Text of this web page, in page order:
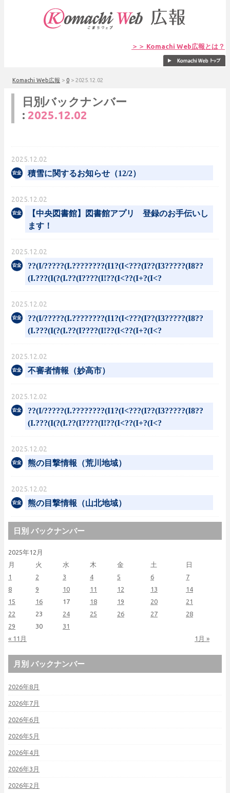
＞＞ Komachi Web広報とは？
Komachi Web広報 > 0 > 2025.12.02
日別バックナンバー
: 2025.12.02
2025.12.02
積雪に関するお知らせ（12/2）
2025.12.02
【中央図書館】図書館アプリ 登録のお手伝いし
ます！
2025.12.02
??(I/?????(I.????????(I1?(I<???(I??(I3?????(I8??
(I.???(I(?(I.??(I????(I!??(I<??(I+?(I<?
2025.12.02
??(I/?????(I.????????(I1?(I<???(I??(I3?????(I8??
(I.???(I(?(I.??(I????(I!??(I<??(I+?(I<?
2025.12.02
不審者情報（妙高市）
2025.12.02
??(I/?????(I.????????(I1?(I<???(I??(I3?????(I8??
(I.???(I(?(I.??(I????(I!??(I<??(I+?(I<?
2025.12.02
熊の目撃情報（荒川地域）
2025.12.02
熊の目撃情報（山北地域）
日別 バックナンバー
2025年12月
月
火 水 木 金 土 日
« 11月 1月 »
1 2 3 4 5 6
7
8
9 10 11 12 13
14
15
16 17 18 19 20
21
22
23 24 25 26 27
28
29
30 31
月別 バックナンバー
2026年8月
2026年7月
2026年6月
2026年5月
2026年4月
2026年3月
2026年2月